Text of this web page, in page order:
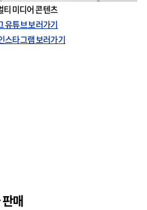
티 미디어 콘텐츠
유튜브 보러가기
스타그램 보러가기
매